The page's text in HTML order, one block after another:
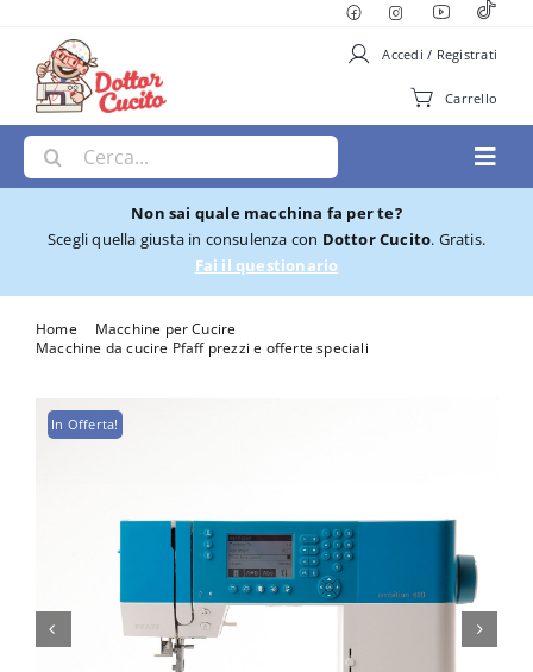
contenuto
Accedi / Registrati
Carrello
Cerca
per:
Macchine per Cucire
Ricamatrici
Piedini
Non sai quale macchina fa per te?
Scegli quella giusta in consulenza con Dottor Cucito. Gratis.
Fai il questionario
Home
Macchine per Cucire
Macchine da cucire Pfaff prezzi e offerte speciali
In Offerta!